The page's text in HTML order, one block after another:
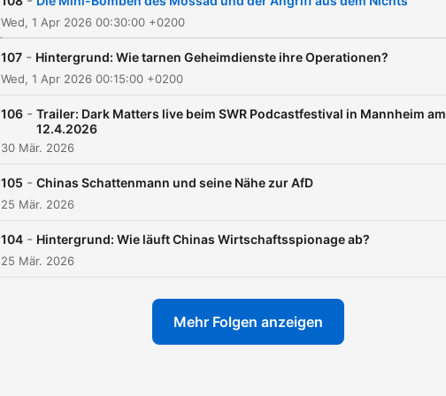
Geheimdienste müssen
Geheimdienstexperten
alles, was man dazu wissen
früher in ARD Sounds und
Podcasts gibt. „Dark
Geheimnisse der
Geheimdienste” ist ein
Wed, 1 Apr 2026 00:30:00 +0200
107 - Hintergrund: Wie tarnen Geheimdienste ihre Operationen?
Wed, 1 Apr 2026 00:15:00 +0200
106 - Trailer: Dark Matters live beim SWR Podcastfestival in Mannheim am
12.4.2026
30 Mär. 2026
105 - Chinas Schattenmann und seine Nähe zur AfD
25 Mär. 2026
104 - Hintergrund: Wie läuft Chinas Wirtschaftsspionage ab?
25 Mär. 2026
Mehr Folgen anzeigen